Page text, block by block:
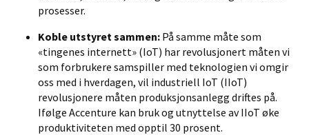
prosesser.
Koble utstyret sammen: På samme måte som
«tingenes internett» (IoT) har revolusjonert måten vi
som forbrukere samspiller med teknologien vi omgir
oss med i hverdagen, vil industriell IoT (IIoT)
revolusjonere måten produksjonsanlegg driftes på.
Ifølge Accenture kan bruk og utnyttelse av IIoT øke
produktiviteten med opptil 30 prosent.